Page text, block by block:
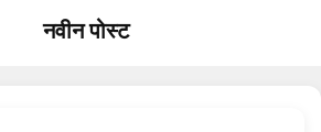
नवीन पोस्ट